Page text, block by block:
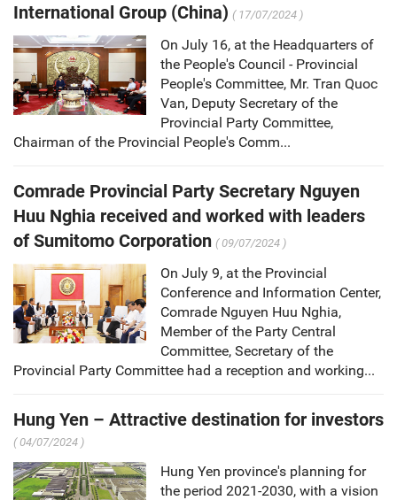
International Group (China) ( 17/07/2024 )
On July 16, at the Headquarters of
the People's Council - Provincial
People's Committee, Mr. Tran Quoc
Van, Deputy Secretary of the
Provincial Party Committee,
Chairman of the Provincial People's Comm...
Comrade Provincial Party Secretary Nguyen
Huu Nghia received and worked with leaders
of Sumitomo Corporation ( 09/07/2024 )
On July 9, at the Provincial
Conference and Information Center,
Comrade Nguyen Huu Nghia,
Member of the Party Central
Committee, Secretary of the
Provincial Party Committee had a reception and working...
Hung Yen – Attractive destination for investors
( 04/07/2024 )
Hung Yen province's planning for
the period 2021-2030, with a vision